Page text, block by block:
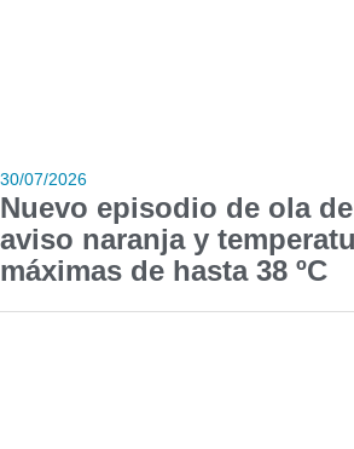
30/07/2026
Nuevo episodio de ola
aviso naranja y
máximas de hasta 38 ºC